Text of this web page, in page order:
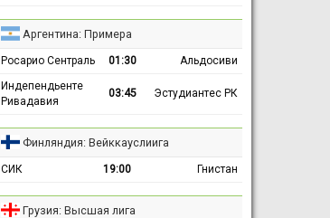
Аргентина: Примера
Росарио Сентраль 01:30
Альдосиви
Индепендьенте
Ривадавия
03:45 Эстудиантес РК
Финляндия: Вейккауслиига
СИК 19:00 Гнистан
Грузия: Высшая лига